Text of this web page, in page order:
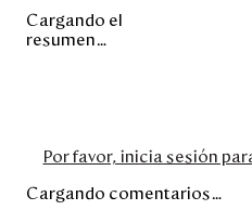
Cargando el
resumen…
Por favor, inicia sesión
Cargando comentarios…